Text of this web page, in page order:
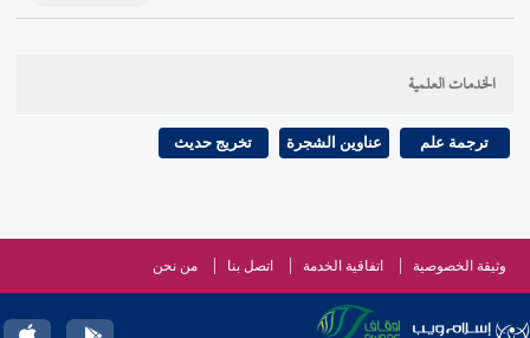
الخدمات العلمية
ترجمة علم عناوين الشجرة تخريج حديث
وثيقة الخصوصية اتفاقية الخدمة اتصل بنا من نحن